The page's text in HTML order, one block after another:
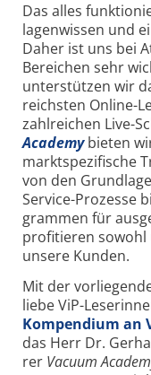
Das alles
lagenwissen und
Daher ist uns bei
Berei­chen sehr
unterstützen wir
reichsten Online-
zahlreichen Live-
Academy bieten
marktspezifische
von den
Service-Prozesse
grammen für
profitieren sowohl
unsere Kunden.
Mit der
liebe ViP-
Kompendium an
das Herr Dr.
rer Vacuum